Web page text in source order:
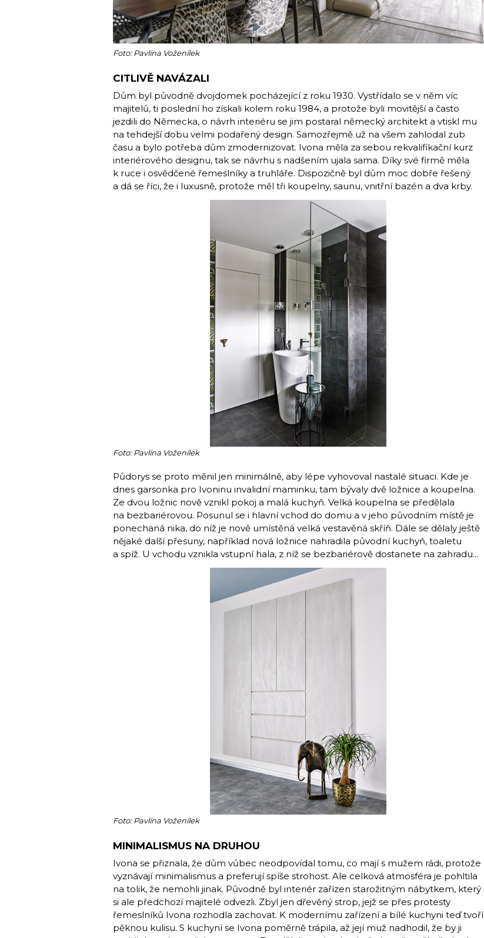
Foto: Pavlína Voženílek
CITLIVĚ NAVÁZALI
Dům byl původně dvojdomek pocházející z roku 1930. Vystřídalo se v něm víc
majitelů, ti poslední ho získali kolem roku 1984, a protože byli movitější a často
jezdili do Německa, o návrh interiéru se jim postaral německý architekt a vtiskl mu
na tehdejší dobu velmi podařený design. Samozřejmě už na všem zahlodal zub
času a bylo potřeba dům zmodernizovat. Ivona měla za sebou rekvalifikační kurz
interiérového designu, tak se návrhu s nadšením ujala sama. Díky své firmě měla
k ruce i osvědčené řemeslníky a truhláře. Dispozičně byl dům moc dobře řešený
a dá se říci, že i luxusně, protože měl tři koupelny, saunu, vnitřní bazén a dva krby.
Foto: Pavlína Voženílek
Půdorys se proto měnil jen minimálně, aby lépe vyhovoval nastalé situaci. Kde je
dnes garsonka pro Ivoninu invalidní maminku, tam bývaly dvě ložnice a koupelna.
Ze dvou ložnic nově vznikl pokoj a malá kuchyň. Velká koupelna se předělala
na bezbariérovou. Posunul se i hlavní vchod do domu a v jeho původním místě je
ponechaná nika, do níž je nově umístěná velká vestavěná skříň. Dále se dělaly ještě
nějaké další přesuny, například nová ložnice nahradila původní kuchyň, toaletu
a spíž. U vchodu vznikla vstupní hala, z níž se bezbariérově dostanete na zahradu...
Foto: Pavlína Voženílek
MINIMALISMUS NA DRUHOU
Ivona se přiznala, že dům vůbec neodpovídal tomu, co mají s mužem rádi, protože
vyznávají minimalismus a preferují spíše strohost. Ale celková atmosféra je pohltila
na tolik, že nemohli jinak. Původně byl interiér zařízen starožitným nábytkem, který
si ale předchozí majitelé odvezli. Zbyl jen dřevěný strop, jejž se přes protesty
řemeslníků Ivona rozhodla zachovat. K modernímu zařízení a bí­lé kuchyni teď tvoří
pěknou kulisu. S kuchyní se Ivona poměrně trápila, až její muž nadhodil, že by ji